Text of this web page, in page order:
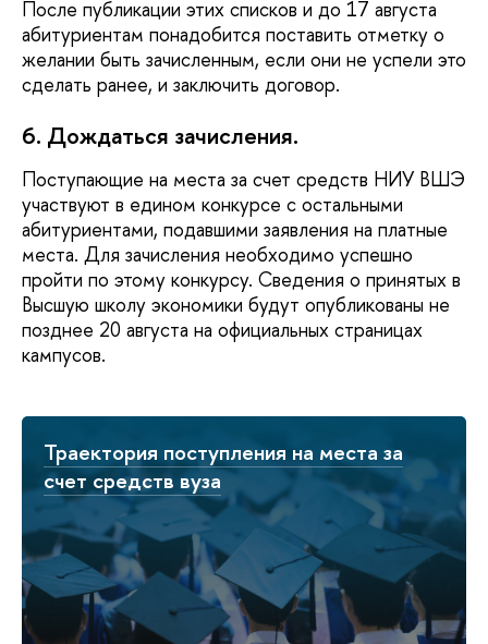
После публикации этих списков и до 17 августа
абитуриентам понадобится поставить отметку о
желании быть зачисленным, если они не успели это
сделать ранее, и заключить договор.
6. Дождаться зачисления.
Поступающие на места за счет средств НИУ ВШЭ
участвуют в едином конкурсе с остальными
абитуриентами, подавшими заявления на платные
места. Для зачисления необходимо успешно
пройти по этому конкурсу. Сведения о принятых в
Высшую школу экономики будут опубликованы не
позднее 20 августа на официальных страницах
кампусов.
Траектория поступления на места за
счет средств вуза